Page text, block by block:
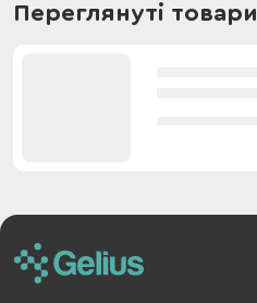
Переглянуті товари